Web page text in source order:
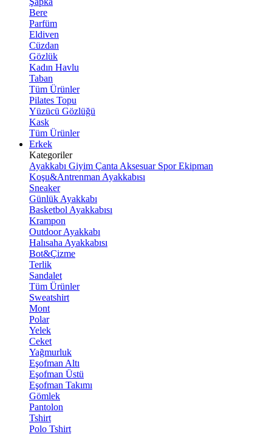
Bere
Parfüm
Eldiven
Cüzdan
Gözlük
Kadın Havlu
Taban
Tüm Ürünler
Pilates Topu
Yüzücü Gözlüğü
Kask
Tüm Ürünler
Erkek
Kategoriler
Ayakkabı Giyim Çanta Aksesuar Spor Ekipman
Koşu&Antrenman Ayakkabısı
Sneaker
Günlük Ayakkabı
Basketbol Ayakkabısı
Krampon
Outdoor Ayakkabı
Halısaha Ayakkabısı
Bot&Çizme
Terlik
Sandalet
Tüm Ürünler
Sweatshirt
Mont
Polar
Yelek
Ceket
Yağmurluk
Eşofman Altı
Eşofman Üstü
Eşofman Takımı
Gömlek
Pantolon
Tshirt
Polo Tshirt